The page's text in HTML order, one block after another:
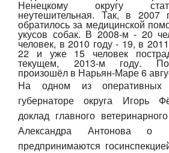
Ненецкому округу
неутешительная. Так, в 2007
обратилось за медицинской
укусов собак. В 2008-м - 20
человек, в 2010 году - 19, в
22 и уже 15 человек
текущем, 2013-м году.
произошёл в Нарьян-Маре 6
На одном из оперативных
губернаторе округа Игорь
доклад главного
Александра Антонова о
предпринимаются